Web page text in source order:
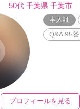
50代 千葉県 千葉市
本人証
Q&A 95答
プロフィールを見る